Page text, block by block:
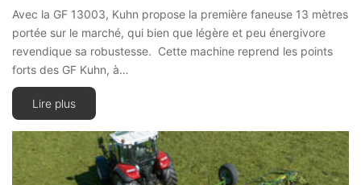
Avec la GF 13003, Kuhn propose la première faneuse 13 mètres
portée sur le marché, qui bien que légère et peu énergivore
revendique sa robustesse. Cette machine reprend les points
forts des GF Kuhn, à…
Lire plus